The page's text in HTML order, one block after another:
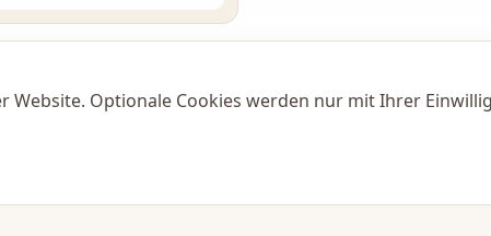
Optionale Cookies werden nur mit Ihrer